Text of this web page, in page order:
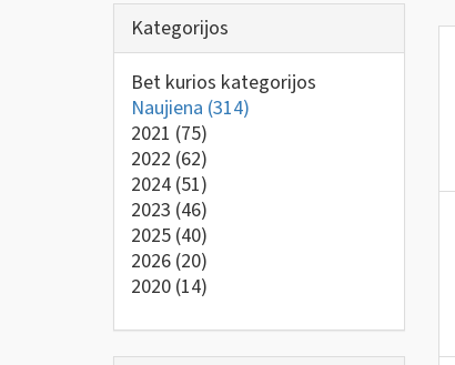
Kategorijos
Bet kurios kategorijos
Naujiena (314)
2021 (75)
2022 (62)
2024 (51)
2023 (46)
2025 (40)
2026 (20)
2020 (14)